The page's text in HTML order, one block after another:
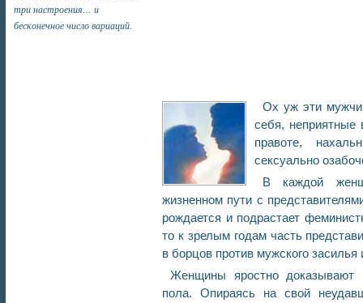
три настроения… и
бесконечное число вариаций.
Ох уж эти
себя, неприятные
правоте,
сексуально
В каждой
жизненном пути с
рождается и подрастает
то к зрелым годам часть
в борцов против мужского засилья
Женщины яростно доказывают
пола. Опираясь на свой